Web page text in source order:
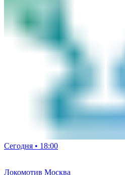
Сегодня • 18:00
Локомотив Москва